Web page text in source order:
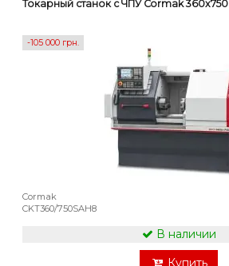
Токарный станок с ЧПУ Cormak 360x750
-105 000 грн.
Cormak
CKT360/750SAH8
В наличии
Купить